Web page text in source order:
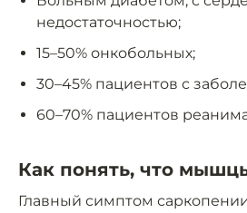
недостаточностью;
15–50% онкобольных;
30–45% пациентов с
60–70% пациентов
Как понять, что
Главный симптом